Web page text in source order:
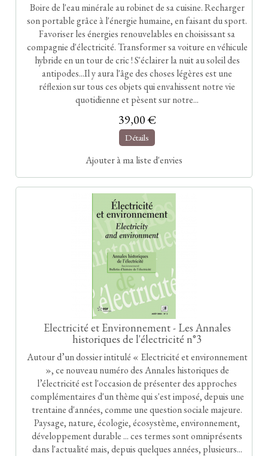
Boire de l'eau minérale au robinet de sa cuisine. Recharger
son portable grâce à l'énergie humaine, en faisant du sport.
Favoriser les énergies renouvelables en choisissant sa
compagnie d'électricité. Transformer sa voiture en véhicule
hybride en un tour de cric ! S'éclairer la nuit au soleil des
antipodes...Il y aura l'âge des choses légères est une
réflexion sur tous ces objets qui envahissent notre vie
quotidienne et pèsent sur notre...
39,00 €
Détails
Ajouter à ma liste d'envies
Electricité et Environnement - Les Annales
historiques de l'électricité n°3
Autour d’un dossier intitulé « Electricité et environnement
», ce nouveau numéro des Annales historiques de
l’électricité est l'occasion de présenter des approches
complémentaires d'un thème qui s'est imposé, depuis une
trentaine d'années, comme une question sociale majeure.
Paysage, nature, écologie, écosystème, environnement,
développement durable ... ces termes sont omniprésents
dans l'actualité mais, depuis quelques années, plusieurs...